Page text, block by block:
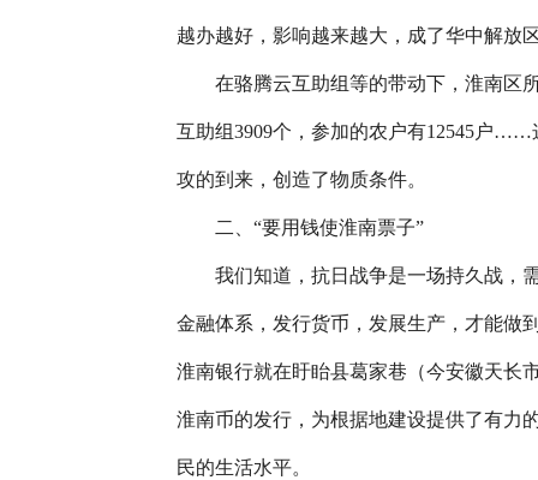
越办越好，影响越来越大，成了华中解放
在骆腾云互助组等的带动下，淮南区所
互助组3909个，参加的农户有12545户
攻的到来，创造了物质条件。
二、“要用钱使淮南票子”
我们知道，抗日战争是一场持久战，需
金融体系，发行货币，发展生产，才能做
淮南银行就在盱眙县葛家巷（今安徽天长
淮南币的发行，为根据地建设提供了有力
民的生活水平。